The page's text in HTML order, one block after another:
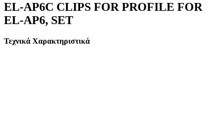
EL-AP6C CLIPS FOR PROFILE FOR
EL-AP6, SET
Τεχνικά Χαρακτηριστικά